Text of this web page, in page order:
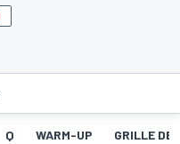
Q WARM-UP GRILLE DE